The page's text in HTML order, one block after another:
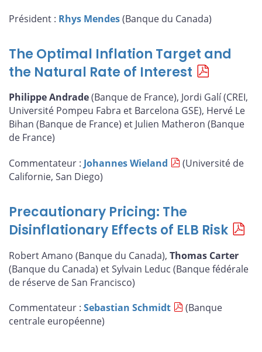
Président : Rhys Mendes(Banque du Canada)
The Optimal Inflation Target and
the Natural Rate of Interest
Philippe Andrade(Banque de France), Jordi Galí (CREI,
Université Pompeu Fabra et Barcelona GSE), Hervé Le
Bihan (Banque de France) et Julien Matheron (Banque
de France)
Commentateur : Johannes Wieland
(Université de
Californie, San Diego)
Precautionary Pricing: The
Disinflationary Effects of ELB Risk
Robert Amano (Banque du Canada), Thomas Carter
(Banque du Canada) et Sylvain Leduc (Banque fédérale
de réserve de San Francisco)
Commentateur : Sebastian Schmidt
(Banque
centrale européenne)